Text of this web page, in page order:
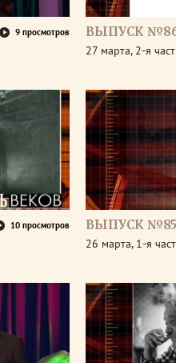
9 просмотров ВЫПУСК
27 марта, 2-я
10 просмотров ВЫПУСК №85
26 марта, 1-я